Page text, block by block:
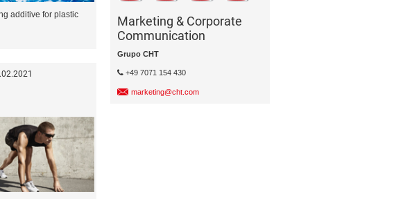
additive for plastic
Marketing & Corporate
Communication
Grupo CHT
+49 7071 154 430
marketing@cht.com